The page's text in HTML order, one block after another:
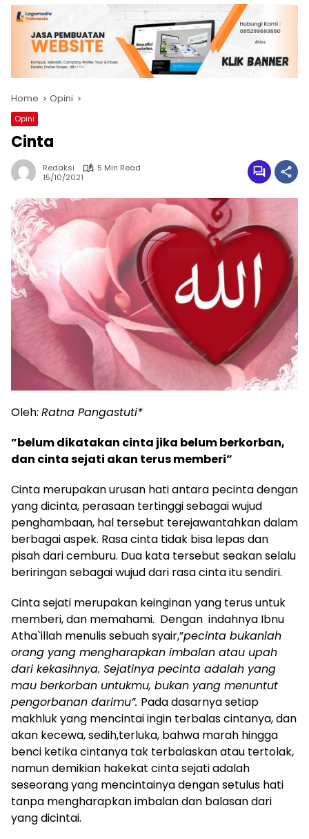
Home Opini
Opini
Cinta
Redaksi
5 Min Read
15/10/2021
Oleh: Ratna Pangastuti*
”belum dikatakan cinta jika belum berkorban,
dan cinta sejati akan terus memberi”
Cinta merupakan urusan hati antara pecinta dengan
yang dicinta, perasaan tertinggi sebagai wujud
penghambaan, hal tersebut terejawantahkan dalam
berbagai aspek. Rasa cinta tidak bisa lepas dan
pisah dari cemburu. Dua kata tersebut seakan selalu
beriringan sebagai wujud dari rasa cinta itu sendiri.
Cinta sejati merupakan keinginan yang terus untuk
memberi, dan memahami. Dengan indahnya Ibnu
Atha`illah menulis sebuah syair,”pecinta bukanlah
orang yang mengharapkan imbalan atau upah
dari kekasihnya. Sejatinya pecinta adalah yang
mau berkorban untukmu, bukan yang menuntut
pengorbanan darimu”. Pada dasarnya setiap
makhluk yang mencintai ingin terbalas cintanya, dan
akan kecewa, sedih,terluka, bahwa marah hingga
benci ketika cintanya tak terbalaskan atau tertolak,
namun demikian hakekat cinta sejati adalah
seseorang yang mencintainya dengan setulus hati
tanpa mengharapkan imbalan dan balasan dari
yang dicintai.